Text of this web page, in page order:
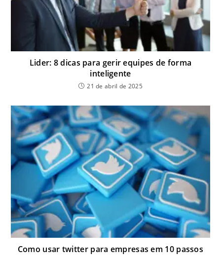
Lider: 8 dicas para gerir equipes de forma
inteligente
21 de abril de 2025
Como usar twitter para empresas em 10 passos